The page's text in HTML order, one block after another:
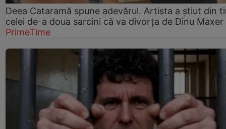
Deea Cataramă spune adevărul. Artista a știut din
celei de-a doua sarcini că va divorța de Dinu Maxer
PrimeTime